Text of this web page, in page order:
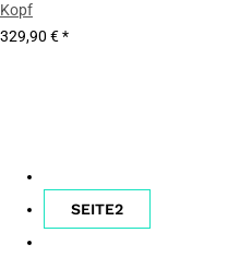
Kopf
329,90 €*
SEITE2